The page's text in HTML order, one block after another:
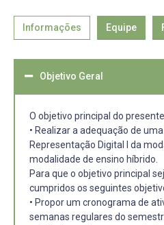
Informações Equipe
Objetivo Geral
O objetivo principal do
• Realizar a adequação de
Representação Digital I da
modalidade de ensino híbrido.
Para que o objetivo principal
cumpridos os seguintes
• Propor um cronograma de
semanas regulares do